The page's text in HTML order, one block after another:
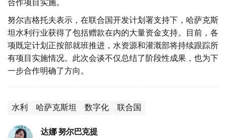
努尔吉格托夫表示，在联合国开发计划署支持下，哈萨克斯
坦水利行业获得了包括赠款在内的大量资金支持。目前，各
项既定计划正按部就班推进，水资源和灌溉部将持续跟踪所
有项目实施情况。此次会谈不仅总结了阶段性成果，也为下
一步合作明确了方向。
水利 哈萨克斯坦 数字化 联合国
达娜 努尔巴克提